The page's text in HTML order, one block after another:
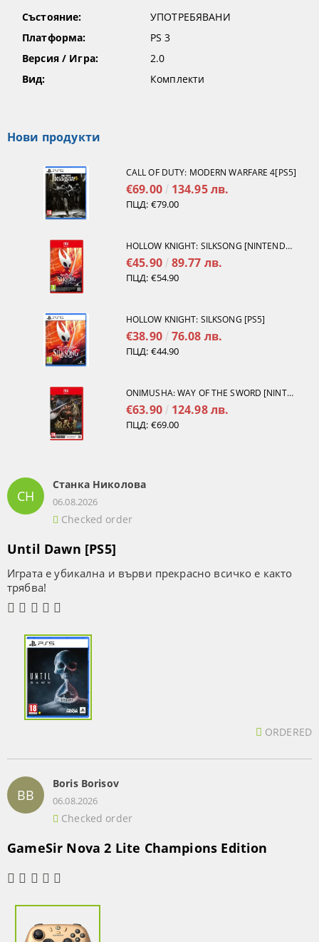
Състояние:
УПОТРЕБЯВАНИ
Платформа:
PS 3
Версия / Игра:
2.0
Вид:
Комплекти
Нови продукти
CALL OF DUTY: MODERN WARFARE 4[PS5]
€69.00 134.95 лв.
ПЦД: €79.00
HOLLOW KNIGHT: SILKSONG [NINTENDO SWITCH 2]
€45.90 89.77 лв.
ПЦД: €54.90
HOLLOW KNIGHT: SILKSONG [PS5]
€38.90 76.08 лв.
ПЦД: €44.90
ONIMUSHA: WAY OF THE SWORD [NINTENDO SWITCH 2]
€63.90 124.98 лв.
ПЦД: €69.00
СН
Станка Николова
06.08.2026
Checked order
Until Dawn [PS5]
Играта е убикална и върви прекрасно всичко е както
трябва!
ORDERED
BB
Boris Borisov
06.08.2026
Checked order
GameSir Nova 2 Lite Champions Edition